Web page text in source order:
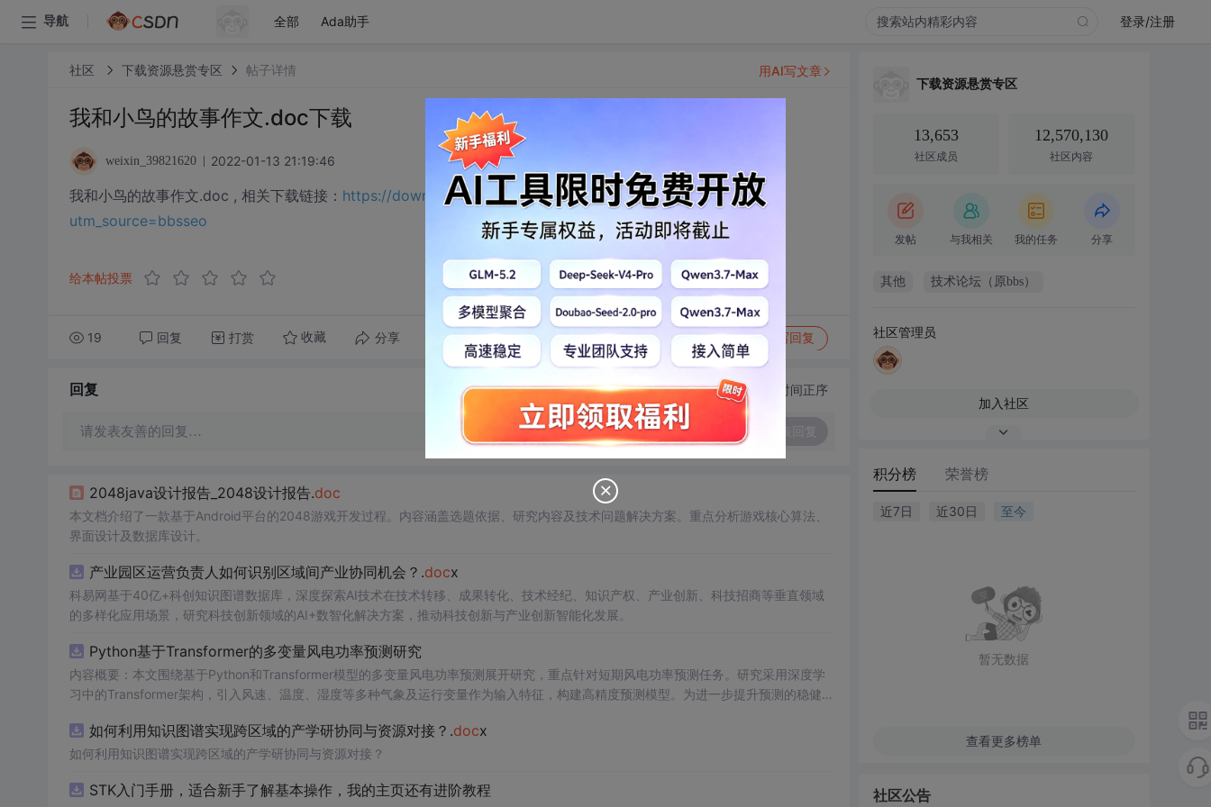
导航 全部 Ada助手 登录/注册
社区 下载资源悬赏专区 帖子详情
我和小鸟的故事作文.doc下载
weixin_39821620 2022-01-13 21:19:46
我和小鸟的故事作文.doc , 相关下载链接： https://download.csdn.net/download/m0_65191343/75672225?
utm_source=bbsseo
给本帖投票
19 回复 打赏 收藏 分享 转发到动态 举报 写回复
用AI写文章
回复 切换为时间正序
请发表友善的回复…
2048java设计报告_2048设计报告.doc
本文档介绍了一款基于Android平台的2048游戏开发过程。内容涵盖选题依据、研究内容及技术问题解决方案。重点分析游戏核心算法、
界面设计及数据库设计。
产业园区运营负责人如何识别区域间产业协同机会？.docx
科易网基于40亿+科创知识图谱数据库，深度探索AI技术在技术转移、成果转化、技术经纪、知识产权、产业创新、科技招商等垂直领域
的多样化应用场景，研究科技创新领域的AI+数智化解决方案，推动科技创新与产业创新智能化发展。
Python基于Transformer的多变量风电功率预测研究
内容概要：本文围绕基于Python和Transformer模型的多变量风电功率预测展开研究，重点针对短期风电功率预测任务。研究采用深度学
习中的Transformer架构，引入风速、温度、湿度等多种气象及运行变量作为输入特征，构建高精度预测模型。为进一步提升预测的稳健性
该技术是机器学习与新能源领域深度融合的典型应用，旨在提高风电并网的稳定性与电网调度的科学性。; 适合人群：具备Python编程基
础，熟悉主流深度学习框架（如PyTorch或TensorFlow）的研究生、科研人员，以及从事新能源发电预测、电力系统调度、智能电网优化
②作为科研项目的技术蓝本，用于复现、改进或扩展基于Transformer的时间序列预测模型；③探索LASSO分位数回归与深度学习模型的
如何利用知识图谱实现跨区域的产学研协同与资源对接？.docx
如何利用知识图谱实现跨区域的产学研协同与资源对接？
STK入门手册，适合新手了解基本操作，我的主页还有进阶教程
下载资源悬赏专区
13,653
社区成员
12,570,130
社区内容
发帖 与我相关 我的任务 分享
其他 技术论坛（原bbs）
社区管理员
加入社区
积分榜 荣誉榜
近7日 近30日 至今
暂无数据
查看更多榜单
社区公告